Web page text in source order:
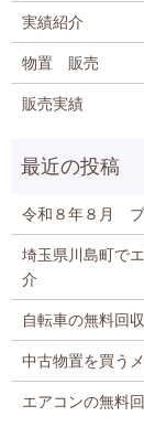
実績紹介
物置 販売
販売実績
令和８年８月
埼玉県川島町で
介
自転車の無料回
中古物置を買う
エアコンの無料